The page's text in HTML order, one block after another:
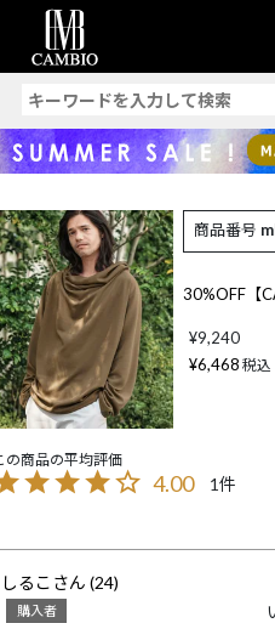
30%OFF【
商品番号
¥9,240
¥6,468 税込
4.00 1
しるこ 24
購入者